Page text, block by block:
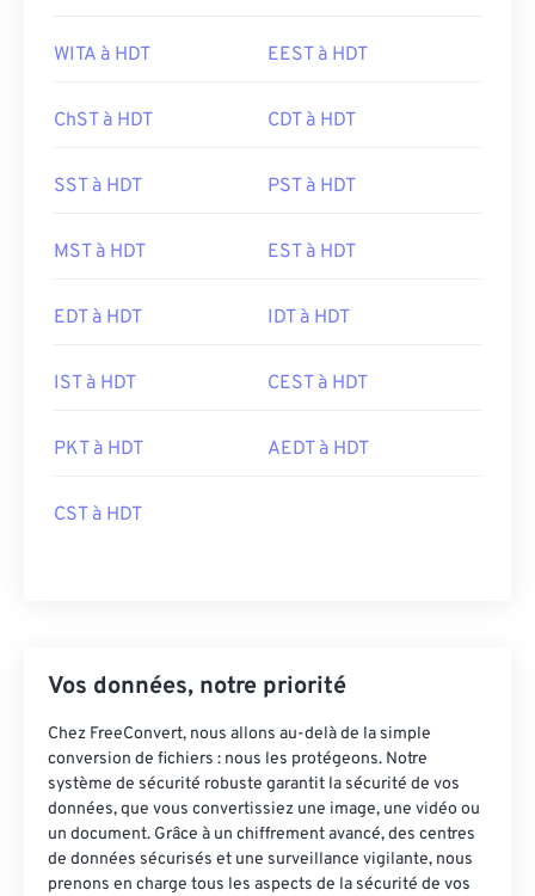
WITA à HDT EEST à HDT
ChST à HDT CDT à HDT
SST à HDT PST à HDT
MST à HDT EST à HDT
EDT à HDT IDT à HDT
IST à HDT CEST à HDT
PKT à HDT AEDT à HDT
CST à HDT
Vos données, notre priorité
Chez FreeConvert, nous allons au-delà de la simple
conversion de fichiers : nous les protégeons. Notre
système de sécurité robuste garantit la sécurité de vos
données, que vous convertissiez une image, une vidéo ou
un document. Grâce à un chiffrement avancé, des centres
de données sécurisés et une surveillance vigilante, nous
prenons en charge tous les aspects de la sécurité de vos